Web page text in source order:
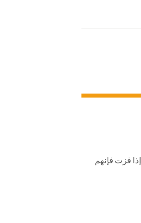
فزت فإنهم